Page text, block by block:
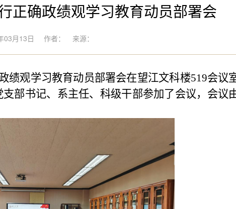
正确政绩观学习教育动员部署会
03月13日 作者： 来源：
观学习教育动员部署会在望江文科楼519会议
部书记、系主任、科级干部参加了会议，会议